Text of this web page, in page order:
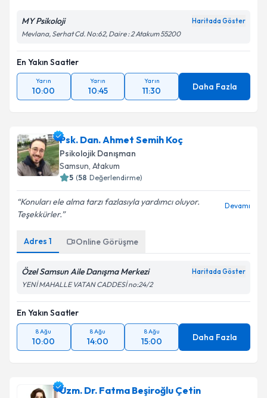
MY Psikoloji Haritada Göster
Mevlana, Serhat Cd. No:62, Daire : 2 Atakum 55200
En Yakın Saatler
Yarın
10:00
Yarın
10:45
Yarın
11:30 Daha Fazla
Psk. Dan. Ahmet Semih Koç
Psikolojik Danışman
Samsun, Atakum
5 (58 Değerlendirme)
Konuları ele alma tarzı fazlasıyla yardımcı oluyor.
Teşekkürler.
Devamı
Adres 1 Online Görüşme
Özel Samsun Aile Danışma Merkezi Haritada Göster
YENİ MAHALLE VATAN CADDESİ no:24/2
En Yakın Saatler
8 Ağu
10:00
8 Ağu
14:00
8 Ağu
15:00 Daha Fazla
Uzm. Dr. Fatma Beşiroğlu Çetin